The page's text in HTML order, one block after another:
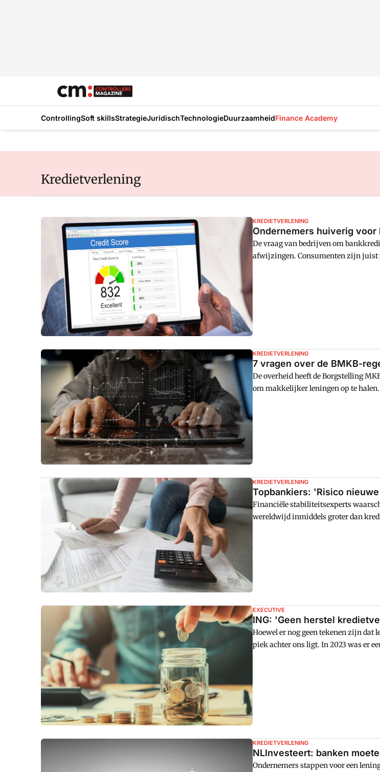
ControllingSoft skillsStrategieJuridischTechnologieDuurzaamheidFinance Academy
Kredietverlening
KREDIETVERLENING
Ondernemers huiverig voor
De vraag van bedrijven om
afwijzingen. Consumenten zijn juist
KREDIETVERLENING
7 vragen over de BMKB-
De overheid heeft de Borgstelling
om makkelijker leningen op te halen.
KREDIETVERLENING
Topbankiers: 'Risico
Financiële stabiliteitsexperts
wereldwijd inmiddels groter dan
EXECUTIVE
ING: 'Geen herstel
Hoewel er nog geen tekenen zijn dat
piek achter ons ligt. In 2023 was er
KREDIETVERLENING
NLInvesteert: banken
Ondernemers stappen voor een